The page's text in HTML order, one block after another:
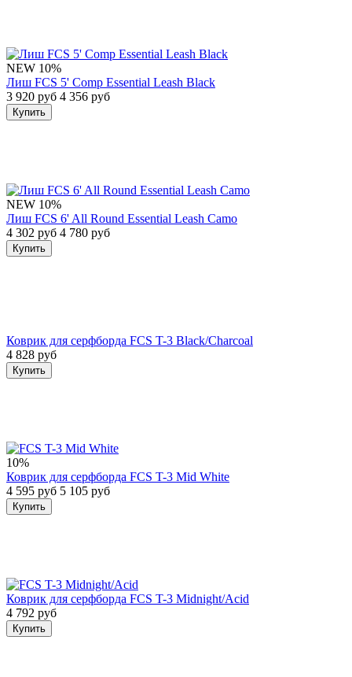
NEW 10%
Лиш FCS 5' Comp Essential Leash Black
3 920 руб 4 356 руб
Купить
NEW 10%
Лиш FCS 6' All Round Essential Leash Camo
4 302 руб 4 780 руб
Купить
Коврик для серфборда FCS T-3 Black/Charcoal
4 828 руб
Купить
10%
Коврик для серфборда FCS T-3 Mid White
4 595 руб 5 105 руб
Купить
Коврик для серфборда FCS T-3 Midnight/Acid
4 792 руб
Купить